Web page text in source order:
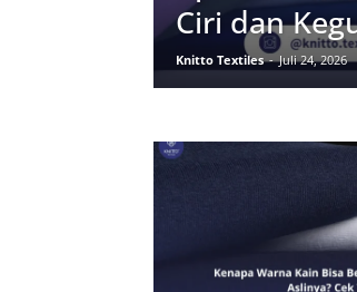
Ciri dan
Knitto Textiles - Juli 24, 2026